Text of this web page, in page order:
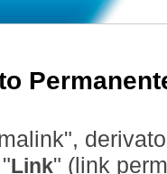
Link" (link